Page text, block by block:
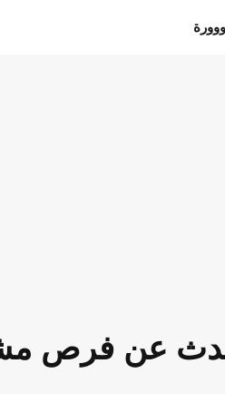
عن فرص